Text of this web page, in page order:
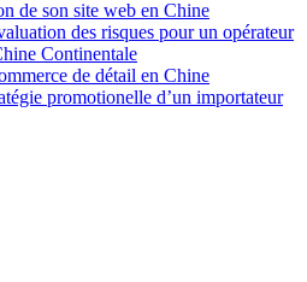
de son site web en Chine
des risques pour un opérateur
Continentale
de détail en Chine
promotionelle d’un importateur